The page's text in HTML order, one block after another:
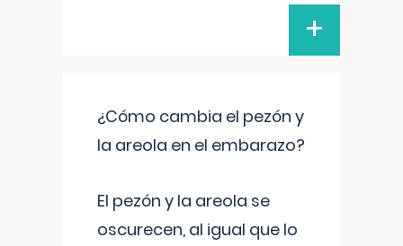
+
¿Cómo cambia el pezón y
la areola en el embarazo?
El pezón y la areola se
oscurecen, al igual que lo